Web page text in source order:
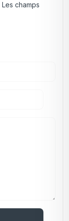
Les champs